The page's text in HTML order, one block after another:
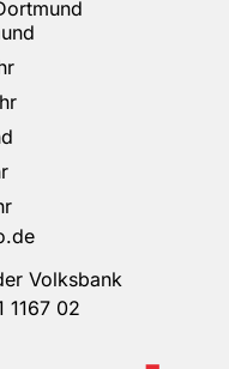
Volksbank
1167 02